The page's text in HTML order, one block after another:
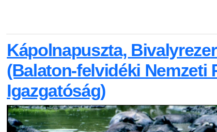
Kápolnapuszta,
(Balaton-felvidéki Nemzeti
Igazgatóság)